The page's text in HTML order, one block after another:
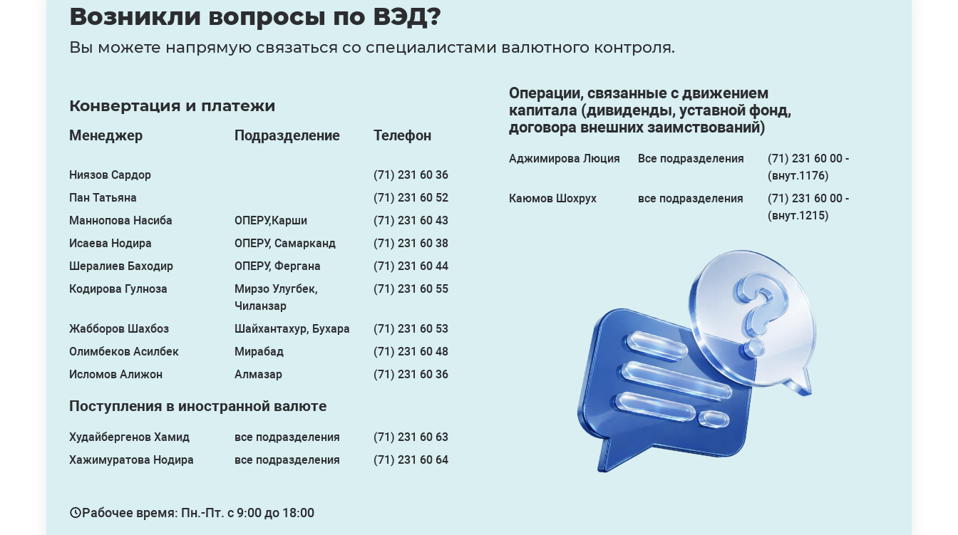
Возникли вопросы по ВЭД?
Вы можете напрямую связаться со специалистами валютного контроля.
Конвертация и платежи
Менеджер Подразделение Телефон
Ниязов Сардор
(71) 231 60 36
Пан Татьяна
(71) 231 60 52
Маннопова Насиба
ОПЕРУ,Карши
(71) 231 60 43
Исаева Нодира
ОПЕРУ, Самарканд
(71) 231 60 38
Шералиев Баходир
ОПЕРУ, Фергана
(71) 231 60 44
Кодирова Гулноза
Мирзо Улугбек,
Чиланзар
(71) 231 60 55
Жабборов Шахбоз Шайхантахур, Бухара
(71) 231 60 53
Олимбеков Асилбек
Мирабад
(71) 231 60 48
Исломов Алижон
Алмазар (71) 231 60 36
Поступления в иностранной валюте
Худайбергенов Хамид все подразделения
(71) 231 60 63
Хажимуратова Нодира
все подразделения (71) 231 60 64
Рабочее время: Пн.-Пт. с 9:00 до 18:00
Операции, связанные с движением
капитала (дивиденды, уставной фонд,
договора внешних заимствований)
Аджимирова Люция Все подразделения
(71) 231 60 00 -
(внут.1176)
Каюмов Шохрух
все подразделения
(71) 231 60 00 -
(внут.1215)